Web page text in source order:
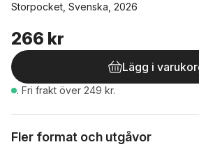
Storpocket, Svenska, 2026
266 kr
Lägg i
. Fri frakt över 249 kr.
Fler format och utgåvor